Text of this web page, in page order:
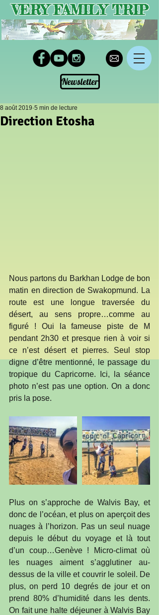
Newsletter
VERY FAMILY TRIP
Direction Etosha
8 août 2019 5 min de lecture
Nous partons du Barkhan Lodge de bon
matin en direction de Swakopmund. La
route est une longue traversée du
désert, au sens propre…comme au
figuré ! Oui la fameuse piste de M
pendant 2h30 et presque rien à voir si
ce n’est désert et pierres. Seul stop
digne d’être mentionné, le passage du
tropique du Capricorne. Ici, la séance
photo n’est pas une option. On a donc
pris la pose.
Plus on s’approche de Walvis Bay, et
donc de l’océan, et plus on aperçoit des
nuages à l’horizon. Pas un seul nuage
depuis le début du voyage et là tout
d’un coup…Genève ! Micro-climat où
les nuages aiment s’agglutiner au-
dessus de la ville et couvrir le soleil. De
plus, on perd 10 degrés de jour et on
prend 80% d’humidité dans les dents.
On fait une halte déjeuner à Walvis Bay